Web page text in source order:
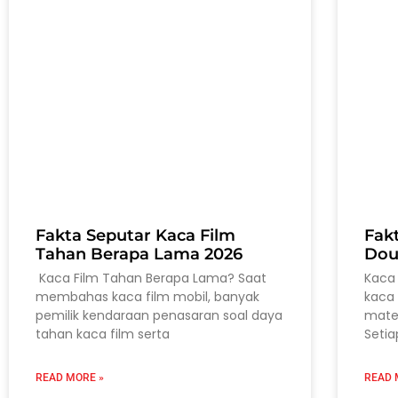
Fakta Seputar Kaca Film
Tahan Berapa Lama 2026
Kaca Film Tahan Berapa Lama? Saat
membahas kaca film mobil, banyak
pemilik kendaraan penasaran soal daya
tahan kaca film serta
READ MORE »
kaca
READ